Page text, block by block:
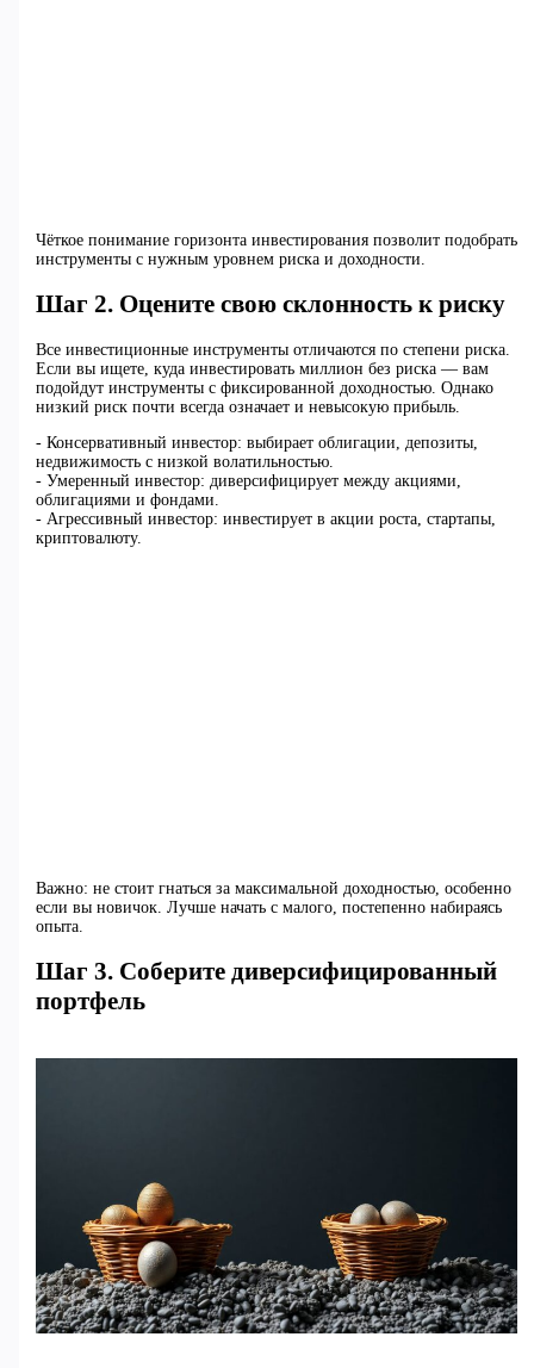
Чёткое понимание горизонта инвестирования позволит подобрать
инструменты с нужным уровнем риска и доходности.
Шаг 2. Оцените свою склонность к риску
Все инвестиционные инструменты отличаются по степени риска.
Если вы ищете, куда инвестировать миллион без риска — вам
подойдут инструменты с фиксированной доходностью. Однако
низкий риск почти всегда означает и невысокую прибыль.
- Консервативный инвестор: выбирает облигации, депозиты,
недвижимость с низкой волатильностью.
- Умеренный инвестор: диверсифицирует между акциями,
облигациями и фондами.
- Агрессивный инвестор: инвестирует в акции роста, стартапы,
криптовалюту.
Важно: не стоит гнаться за максимальной доходностью, особенно
если вы новичок. Лучше начать с малого, постепенно набираясь
опыта.
Шаг 3. Соберите диверсифицированный
портфель